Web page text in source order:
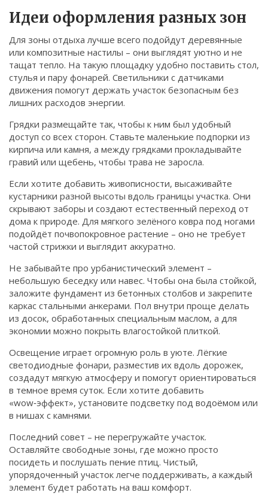
Идеи оформления разных зон
Для зоны отдыха лучше всего подойдут деревянные
или композитные настилы – они выглядят уютно и не
тащат тепло. На такую площадку удобно поставить стол,
стулья и пару фонарей. Светильники с датчиками
движения помогут держать участок безопасным без
лишних расходов энергии.
Грядки размещайте так, чтобы к ним был удобный
доступ со всех сторон. Ставьте маленькие подпорки из
кирпича или камня, а между грядками прокладывайте
гравий или щебень, чтобы трава не заросла.
Если хотите добавить живописности, высаживайте
кустарники разной высоты вдоль границы участка. Они
скрывают заборы и создают естественный переход от
дома к природе. Для мягкого зелёного ковра под ногами
подойдёт почвопокровное растение – оно не требует
частой стрижки и выглядит аккуратно.
Не забывайте про урбанистический элемент –
небольшую беседку или навес. Чтобы она была стойкой,
заложите фундамент из бетонных столбов и закрепите
каркас стальными анкерами. Пол внутри проще делать
из досок, обработанных специальным маслом, а для
экономии можно покрыть влагостойкой плиткой.
Освещение играет огромную роль в уюте. Лёгкие
светодиодные фонари, разместив их вдоль дорожек,
создадут мягкую атмосферу и помогут ориентироваться
в темное время суток. Если хотите добавить
«wow‑эффект», установите подсветку под водоёмом или
в нишах с камнями.
Последний совет – не перегружайте участок.
Оставляйте свободные зоны, где можно просто
посидеть и послушать пение птиц. Чистый,
упорядоченный участок легче поддерживать, а каждый
элемент будет работать на ваш комфорт.